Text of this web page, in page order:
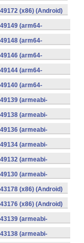
(x86) (Android)
(arm64-
(arm64-
(arm64-
(arm64-
(arm64-
(armeabi-
(armeabi-
(armeabi-
(armeabi-
(armeabi-
(armeabi-
(x86) (Android)
(x86) (Android)
(armeabi-
(armeabi-